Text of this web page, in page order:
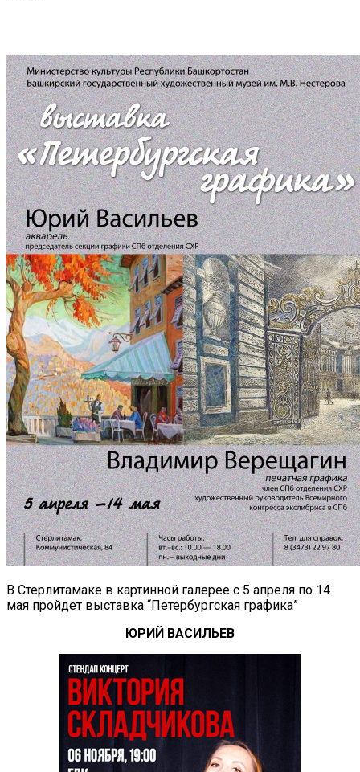
В Стерлитамаке в картинной галерее с 5 апреля по 14
мая пройдет выставка “Петербургская графика”
ЮРИЙ ВАСИЛЬЕВ